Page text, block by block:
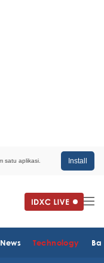
satu aplikasi. Install
Technology